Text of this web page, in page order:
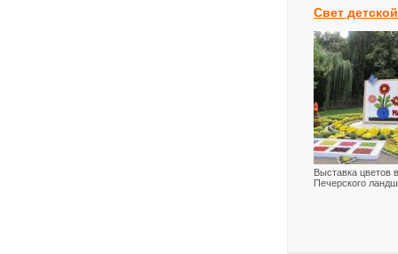
Свет
Выставка цветов
Печерского